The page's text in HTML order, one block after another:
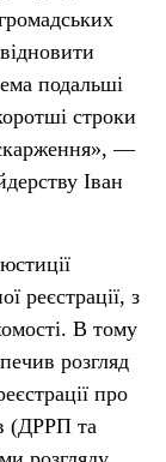
подальші
строки
—
Іван
реєстрації, з
В тому
розгляд
про
(ДРРП та